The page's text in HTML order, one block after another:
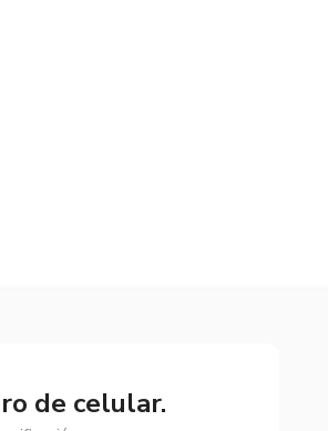
de celular.